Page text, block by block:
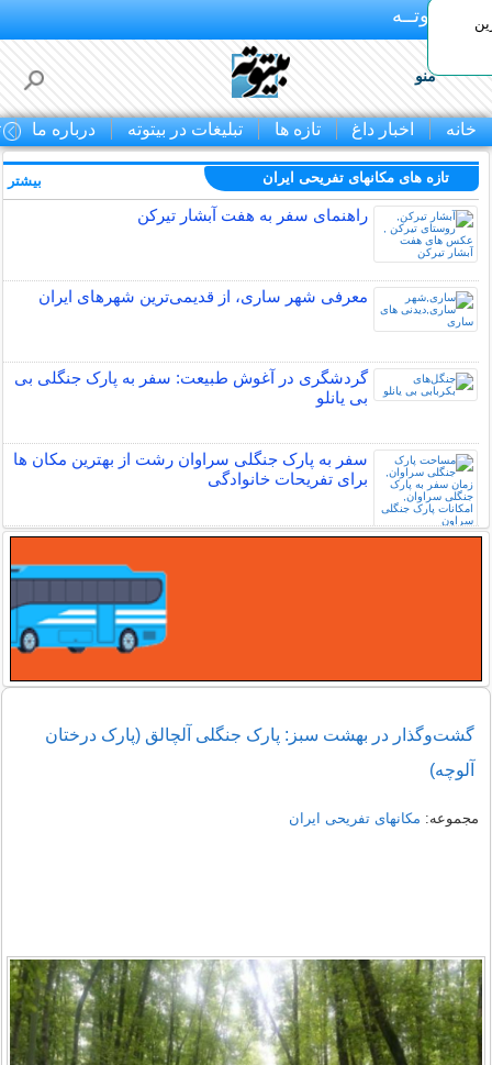
بـیتوتــه
منو
خانه اخبار داغ تازه ها تبلیغات در بیتوته درباره ما
تازه های مکانهای تفریحی ايران
راهنمای سفر به هفت آبشار تیرکن
معرفی شهر ساری، از قدیمی‌ترین شهرهای ایران
گردشگری در آغوش طبیعت: سفر به پارک جنگلی بی
بی یانلو
سفر به پارک جنگلی سراوان رشت از بهترین مکان ها
برای تفریحات خانوادگی
بیشتر
گشت‌وگذار در بهشت سبز: پارک جنگلی آلچالق (پارک درختان
آلوچه)
مجموعه: مکانهای تفریحی ايران